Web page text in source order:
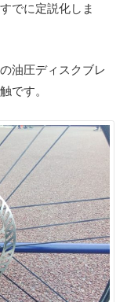
でに定説化しま
油圧ディスクブレ
です。